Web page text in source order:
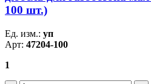
100 шт.)
Ед. изм.: уп
Арт: 47204-100
1